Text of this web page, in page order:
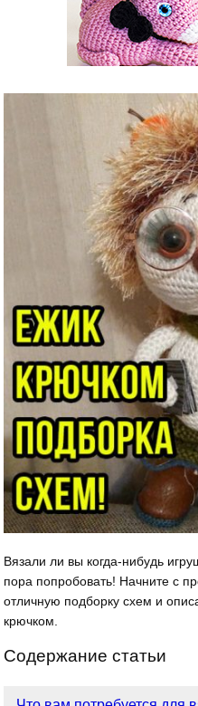
Вязали ли вы когда-нибудь
пора попробовать! Начните с
отличную подборку схем и
крючком.
Содержание статьи